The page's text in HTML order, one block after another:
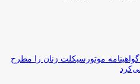
موتورسیکلت زنان را مطرح